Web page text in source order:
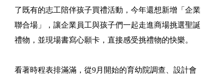
了既有的志工陪伴孩子買禮活動，今年還想新增「企業
聯合場」，讓企業員工與孩子們一起走進商場挑選聖誕
禮物，並現場書寫心願卡，直接感受挑禮物的快樂。
看著時程表排滿滿，從9月開始的育幼院調查、設計會